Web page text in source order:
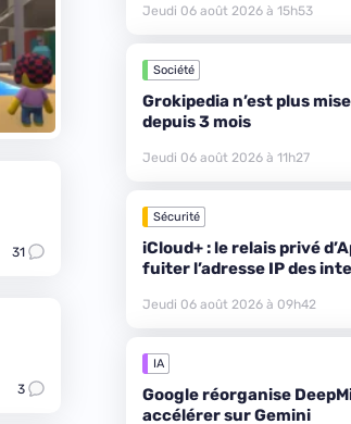
31
3
Jeudi 06 août 2026 à 15h53
Société
Grokipedia n’est plus
depuis 3 mois
Jeudi 06 août 2026 à 11h27
Sécurité
iCloud+ : le relais privé
fuiter l’adresse IP des
Jeudi 06 août 2026 à 09h42
IA
Google réorganise
accélérer sur Gemini